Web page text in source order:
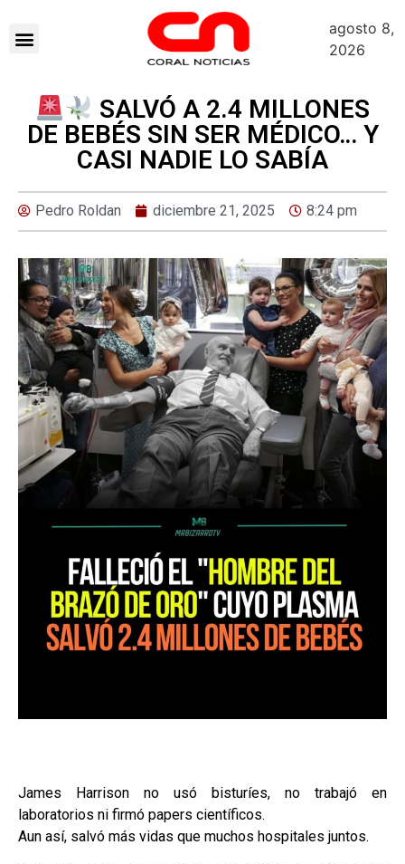
agosto 8,
2026
SALVÓ A 2.4 MILLONES
DE BEBÉS SIN SER MÉDICO… Y
CASI NADIE LO SABÍA
Pedro Roldan diciembre 21, 2025 8:24 pm
James Harrison no usó bisturíes, no trabajó en
laboratorios ni firmó papers científicos.
Aun así, salvó más vidas que muchos hospitales juntos.